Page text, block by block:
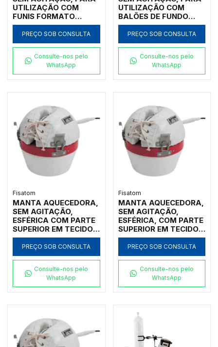
UTILIZAÇÃO COM
FUNIS FORMATO
ANALÍTICO, ÂNGULO
DE 60º, COM
DIÂMETRO SUPERIOR
13CM, COM
REGULADOR DE
POTÊNCIA ANALÓGICO
300, 110V - MODELO
0022F1-IC
PREÇO SOB CONSULTA
Consulte-nos pelo
WhatsApp
UTILIZAÇÃO COM
BALÕES DE FUNDO
REDONDO DE 2.000ML,
COM REGULADOR
ELETRÔNICO
INCORPORADO PARA
TEMPERATURAS ATÉ
300ºC, CLASSE 300,
PREÇO SOB CONSULTA
Consulte-nos pelo
WhatsApp
Fisatom
MANTA AQUECEDORA,
SEM AGITAÇÃO,
ESFÉRICA COM PARTE
SUPERIOR EM TECIDO
ANTI-INFLAMÁVEL,
COBRINDO TODO O
CORPO DO BALÃO DE
LITROS, REGULADOR
POTÊNCIA ATÉ 300ºC,
CLASSE 300, 220V -
PREÇO SOB CONSULTA
Consulte-nos pelo
WhatsApp
Fisatom
MANTA AQUECEDORA,
SEM AGITAÇÃO,
ESFÉRICA, COM PARTE
SUPERIOR EM TECIDO
ANTI-INFLAMÁVEL,
COBRINDO TODO O
CORPO DO BALÃO DE
LITROS, REGULADOR
POTÊNCIA ATÉ 300ºC,
CLASSE300, 110V -
PREÇO SOB CONSULTA
Consulte-nos pelo
WhatsApp